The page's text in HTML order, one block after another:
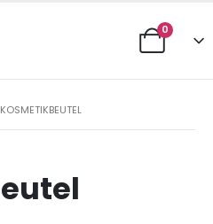
0
KOSMETIKBEUTEL